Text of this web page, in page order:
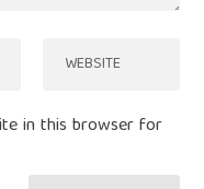
in this browser for